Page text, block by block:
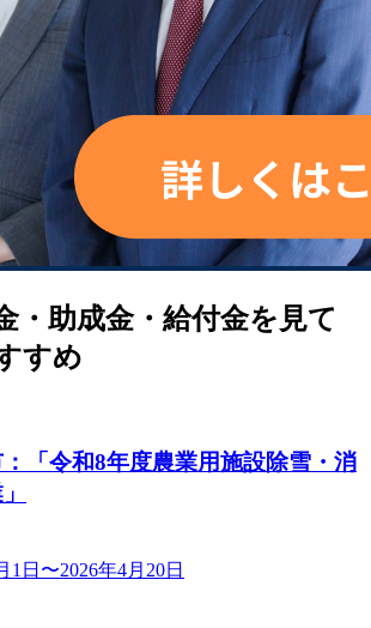
・助成金・給付金を見て
すめ
「令和8年度農業用施設除雪・消
1日〜2026年4月20日